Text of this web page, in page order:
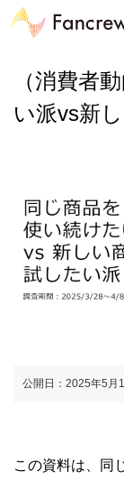
（消費者
い派vs新
公開日：2025年5月
この資料は、同